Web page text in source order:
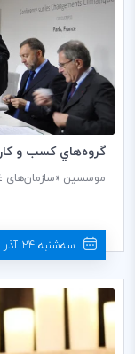
گروه‌هاي كسب و
نقش مثبت كسب و كار
سه‌شنبه 24 آذر 1394